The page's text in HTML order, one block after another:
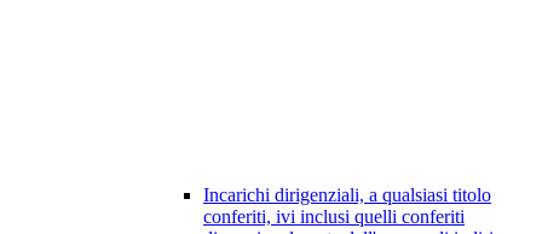
Incarichi dirigenziali, a qualsiasi titolo
conferiti, ivi inclusi quelli conferiti